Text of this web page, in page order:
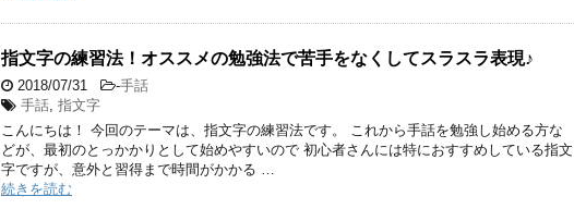
指文字の練習法！オススメの勉強法で苦手をなくしてスラスラ表現♪
2018/07/31 -手話
手話, 指文字
こんにちは！ 今回のテーマは、指文字の練習法です。 これから手話を勉強し始める方な
どが、最初のとっかかりとして始めやすいので 初心者さんには特におすすめしている指文
字ですが、意外と習得まで時間がかかる …
続きを読む